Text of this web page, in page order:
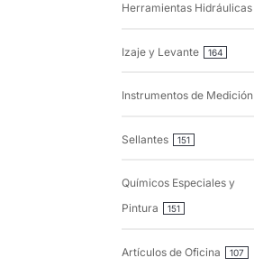
Herramientas Hidráulicas
Izaje y Levante 164
Instrumentos de Medición
Sellantes 151
Químicos Especiales y
Pintura
151
Artículos de Oficina 107